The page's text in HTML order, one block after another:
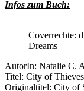
Infos zum Buch:
Coverrechte:
Dreams
AutorIn: Natalie C.
Titel: City of Thieves
Originaltitel: City of